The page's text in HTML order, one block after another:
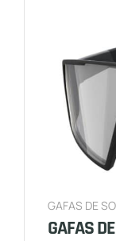
GAFAS DE
GAFAS